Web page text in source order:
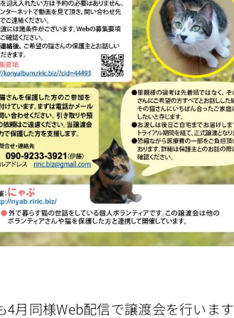
4月同様Web配信で譲渡会を行います